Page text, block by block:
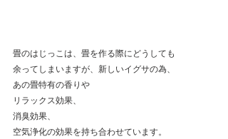
畳のはじっこは、畳を作る際にどうしても
余ってしまいますが、新しいイグサの為、
あの畳特有の香りや
リラックス効果、
消臭効果、
空気浄化の効果を持ち合わせています。